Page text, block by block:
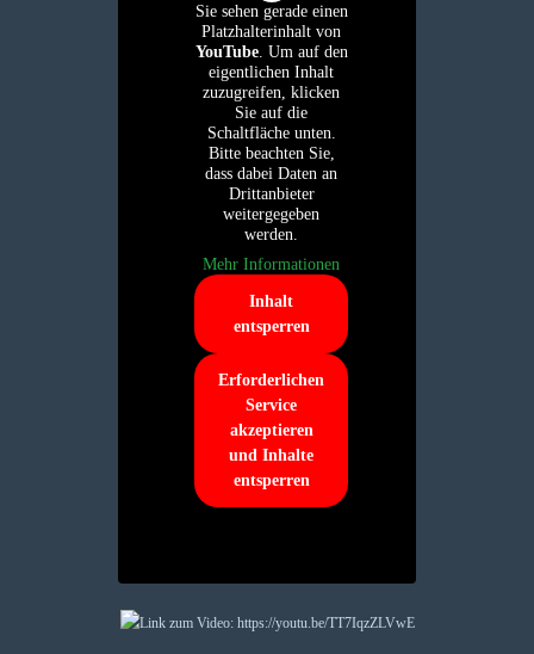
Sie sehen gerade einen
Platzhalterinhalt von
YouTube. Um auf den
eigentlichen Inhalt
zuzugreifen, klicken
Sie auf die
Schaltfläche unten.
Bitte beachten Sie,
dass dabei Daten an
Drittanbieter
weitergegeben
werden.
Mehr Informationen
Inhalt
entsperren
Erforderlichen
Service
akzeptieren
und Inhalte
entsperren